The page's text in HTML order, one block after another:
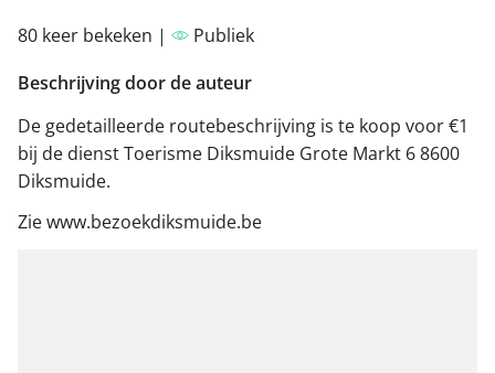
80 keer bekeken |
Publiek
Beschrijving door de auteur
De gedetailleerde routebeschrijving is te koop voor €1
bij de dienst Toerisme Diksmuide Grote Markt 6 8600
Diksmuide.
Zie www.bezoekdiksmuide.be